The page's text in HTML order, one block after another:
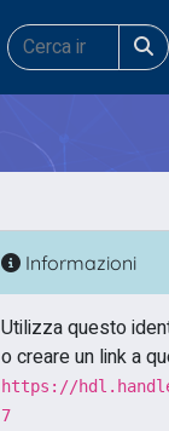
Informazioni
Utilizza questo
o creare un link a
https://
7